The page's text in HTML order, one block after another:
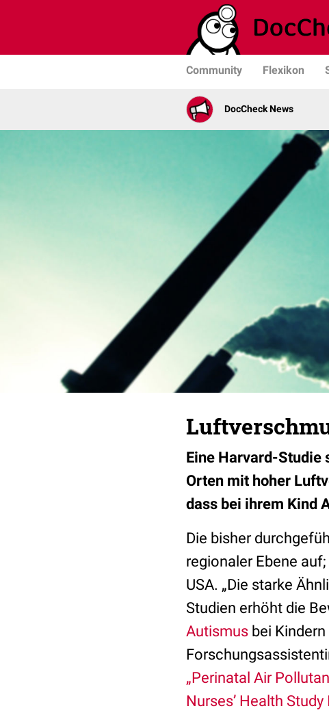
Community Flexikon
DocCheck News
Eine Harvard-Studie
Orten mit hoher
dass bei ihrem Kind
Die bisher
regionaler Ebene
USA. „Die starke
Studien erhöht die
Autismus bei
„Perinatal Air
Nurses’ Health